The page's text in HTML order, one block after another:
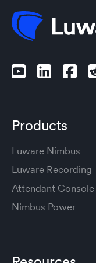
Products
Luware Nimbus
Luware Recording
Attendant Console
Nimbus Power